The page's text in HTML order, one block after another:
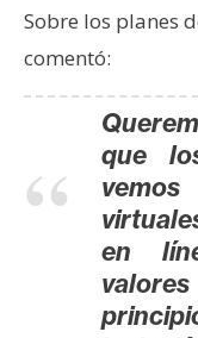
n
s
a
m
Sobre los planes
comentó:
que
en